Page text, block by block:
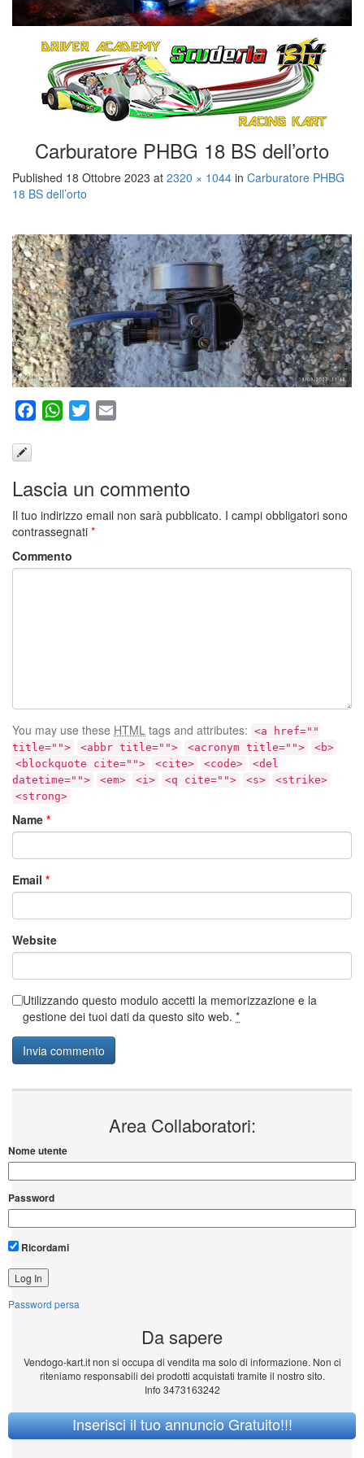
Carburatore PHBG 18 BS dell’orto
Published 18 Ottobre 2023 at 2320 × 1044 in Carburatore PHBG
18 BS dell’orto
FacebookWhatsApp
Twitter
Lascia un commento
Il tuo indirizzo email non sarà pubblicato. I campi obbligatori sono
contrassegnati *
Commento
You may use these HTML tags and attributes: <a href=""
title="">
<abbr title=""> <acronym title="">
<b>
<blockquote cite="">
<cite> <code>
<del
datetime="">
<em> <i> <q cite=""> <s>
<strike>
<strong>
Name *
Email *
Website
Utilizzando questo modulo accetti la memorizzazione e la
gestione dei tuoi dati da questo sito web. *
Area Collaboratori:
Nome utente
Password
Ricordami
Password persa
Da sapere
Vendogo-kart.it non si occupa di vendita ma solo di informazione. Non ci
riteniamo responsabili dei prodotti acquistati tramite il nostro sito.
Info 3473163242
Inserisci il tuo annuncio Gratuito!!!